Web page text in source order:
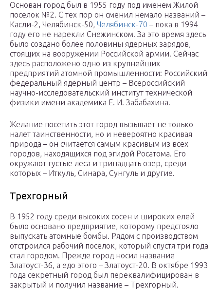
Основан город был в 1955 году под именем Жилой
поселок №2. С тех пор он сменил немало названий –
Касли-2, Челябинск-50, Челябинск-70 – пока в 1994
году его не нарекли Снежинском. За это время здесь
было создано более половины ядерных зарядов,
стоящих на вооружении Российской армии. Сейчас
здесь расположено одно из крупнейших
предприятий атомной промышленности: Российский
федеральный ядерный центр – Всероссийский
научно-исследовательский институт технической
физики имени академика Е. И. Забабахина.
Желание посетить этот город вызывает не только
налет таинственности, но и невероятно красивая
природа – он считается самым красивым из всех
городов, находящихся под эгидой Росатома. Его
окружают густые леса и тринадцать озер, среди
которых – Иткуль, Синара, Сунгуль и другие.
Трехгорный
В 1952 году среди высоких сосен и широких елей
было основано предприятие, которому предстояло
выпускать атомные бомбы. Рядом с производством
отстроился рабочий поселок, который спустя три года
стал городом. Прежде город носил название
Златоуст-36, а едо этого – Златоуст-20. В октябре 1993
года секретный город был переквалифицирован в
закрытый и получил название – Трехгорный.